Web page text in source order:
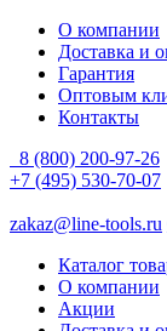
О компании
Доставка и
Гарантия
Оптовым
Контакты
8 (800) 200-97-26
+7 (495) 530-70-07
zakaz@line-tools.ru
Каталог
О компании
Акции